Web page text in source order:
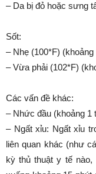
– Da bị đỏ hoặc sưng
Sốt:
– Nhẹ (100*F)
– Vừa phải (102*F)
Các vấn đề khác:
– Nhức đầu (khoảng 1
– Ngất xỉu: Ngất xỉu
liên quan khác (như
kỳ thủ thuật y tế nào,